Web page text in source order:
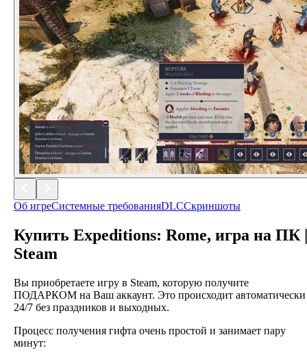
Об игреСистемные требованияDLCСкриншоты
Купить Expeditions: Rome, игра на ПК |
Steam
Вы приобретаете игру в Steam, которую получите
ПОДАРКОМ на Ваш аккаунт. Это происходит автоматически
24/7 без праздников и выходных.
Процесс получения гифта очень простой и занимает пару
минут: